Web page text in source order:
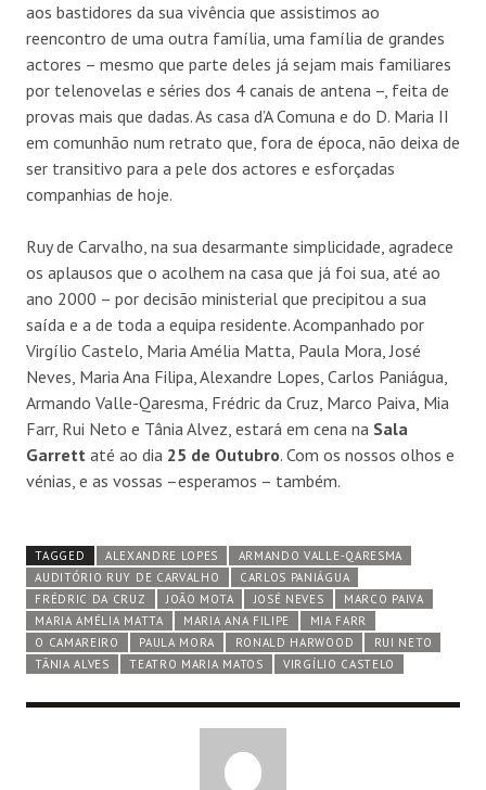
aos bastidores da sua vivência que assistimos ao
reencontro de uma outra família, uma família de grandes
actores – mesmo que parte deles já sejam mais familiares
por telenovelas e séries dos 4 canais de antena –, feita de
provas mais que dadas. As casa d’A Comuna e do D. Maria II
em comunhão num retrato que, fora de época, não deixa de
ser transitivo para a pele dos actores e esforçadas
companhias de hoje.
Ruy de Carvalho, na sua desarmante simplicidade, agradece
os aplausos que o acolhem na casa que já foi sua, até ao
ano 2000 – por decisão ministerial que precipitou a sua
saída e a de toda a equipa residente. Acompanhado por
Virgílio Castelo, Maria Amélia Matta, Paula Mora, José
Neves, Maria Ana Filipa, Alexandre Lopes, Carlos Paniágua,
Armando Valle-Qaresma, Frédric da Cruz, Marco Paiva, Mia
Farr, Rui Neto e Tânia Alvez, estará em cena na Sala
Garrett até ao dia 25 de Outubro. Com os nossos olhos e
vénias, e as vossas –esperamos – também.
TAGGED ALEXANDRE LOPES
ARMANDO VALLE-QARESMA
AUDITÓRIO RUY DE CARVALHO
CARLOS PANIÁGUA
FRÉDRIC DA CRUZ
JOÃO MOTA JOSÉ NEVES
MARCO PAIVA
MARIA AMÉLIA MATTA
MARIA ANA FILIPE
MIA FARR
O CAMAREIRO
PAULA MORA RONALD HARWOOD
RUI NETO
TÂNIA ALVES
TEATRO MARIA MATOS VIRGÍLIO CASTELO